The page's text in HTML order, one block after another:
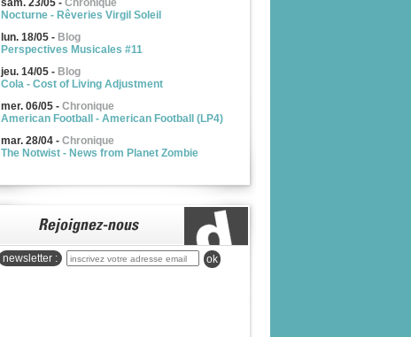
sam. 23/05 - Chronique
Nocturne - Rêveries Virgil Soleil
lun. 18/05 - Blog
Perspectives Musicales #11
jeu. 14/05 - Blog
Cola - Cost of Living Adjustment
mer. 06/05 - Chronique
American Football - American Football (LP4)
mar. 28/04 - Chronique
The Notwist - News from Planet Zombie
newsletter : ok